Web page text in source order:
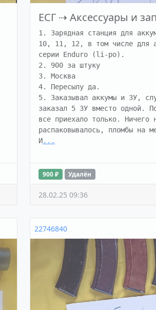
ЕСГ ⇢ Аксессуары и
1. Зарядная станция для
10, 11, 12, в том числе для
серии Enduro (li-po).
2. 900 за штуку
3. Москва
4. Пересылу да.
5. Заказывал аккумы и ЗУ,
заказал 5 ЗУ вместо одной.
все приехало только. Ничего
распаковывалось, пломбы на
И...
900 ₽ Удалён
28.02.25 09:36
22746840